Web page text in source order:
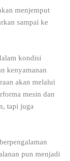
menjemput
sampai ke
kondisi
kenyamanan
akan melalui
mesin dan
tapi juga
pun menjadi